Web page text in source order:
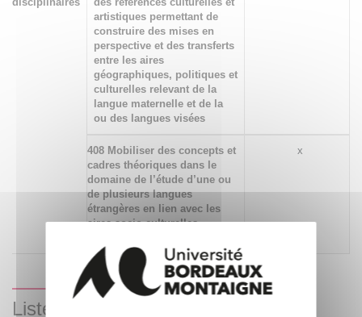
artistiques permettant de
construire des mises en
perspective et des transferts
entre les aires
géographiques, politiques et
culturelles relevant de la
langue maternelle et de la
ou des langues visées
408 Mobiliser des concepts et
cadres théoriques dans le
domaine de l’étude d’une ou
de plusieurs langues
étrangères en lien avec les
aires socio-culturelles
x
Liste des enseignements